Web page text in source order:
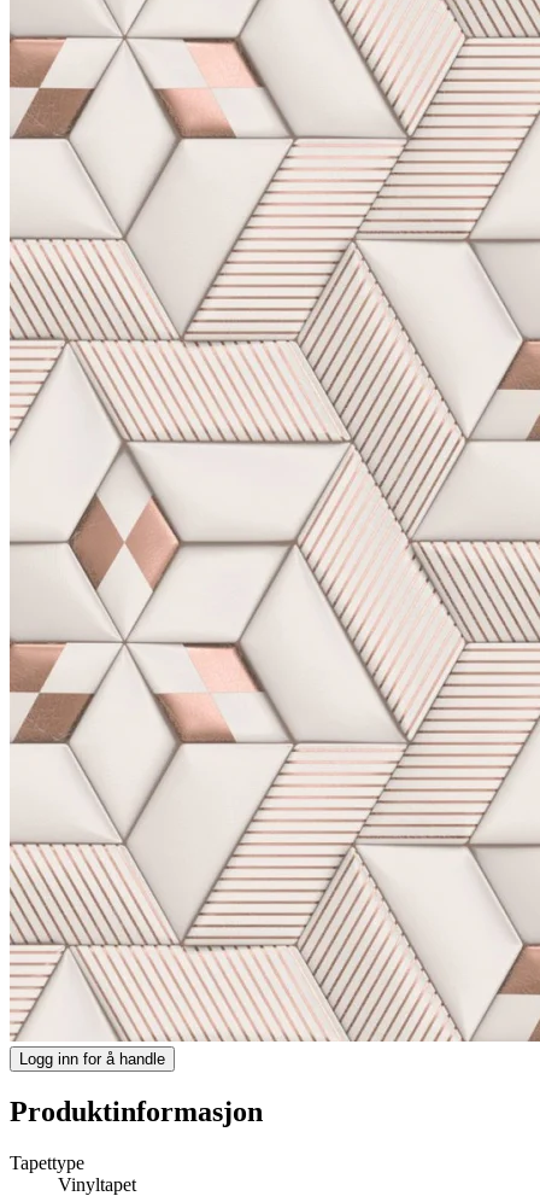
Logg inn for å handle
Produktinformasjon
Tapettype
Vinyltapet